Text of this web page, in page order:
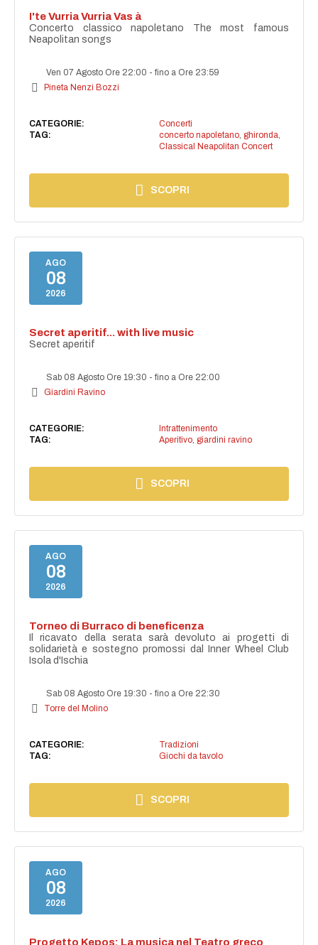
I'te Vurria Vurria Vas à
Concerto classico napoletano The most famous
Neapolitan songs
Ven 07 Agosto Ore 22:00 -fino a Ore 23:59
Pineta Nenzi Bozzi
CATEGORIE:
Concerti
TAG:
concerto napoletano, ghironda,
Classical Neapolitan Concert
SCOPRI
AGO
08
2026
Secret aperitif... with live music
Secret aperitif
Sab 08 Agosto Ore 19:30 -fino a Ore 22:00
Giardini Ravino
CATEGORIE:
Intrattenimento
TAG:
Aperitivo, giardini ravino
SCOPRI
AGO
08
2026
Torneo di Burraco di beneficenza
Il ricavato della serata sarà devoluto ai progetti di
solidarietà e sostegno promossi dal Inner Wheel Club
Isola d'Ischia
Sab 08 Agosto Ore 19:30 -fino a Ore 22:30
Torre del Molino
CATEGORIE:
Tradizioni
TAG:
Giochi da tavolo
SCOPRI
AGO
08
2026
Progetto Kepos: La musica nel Teatro greco